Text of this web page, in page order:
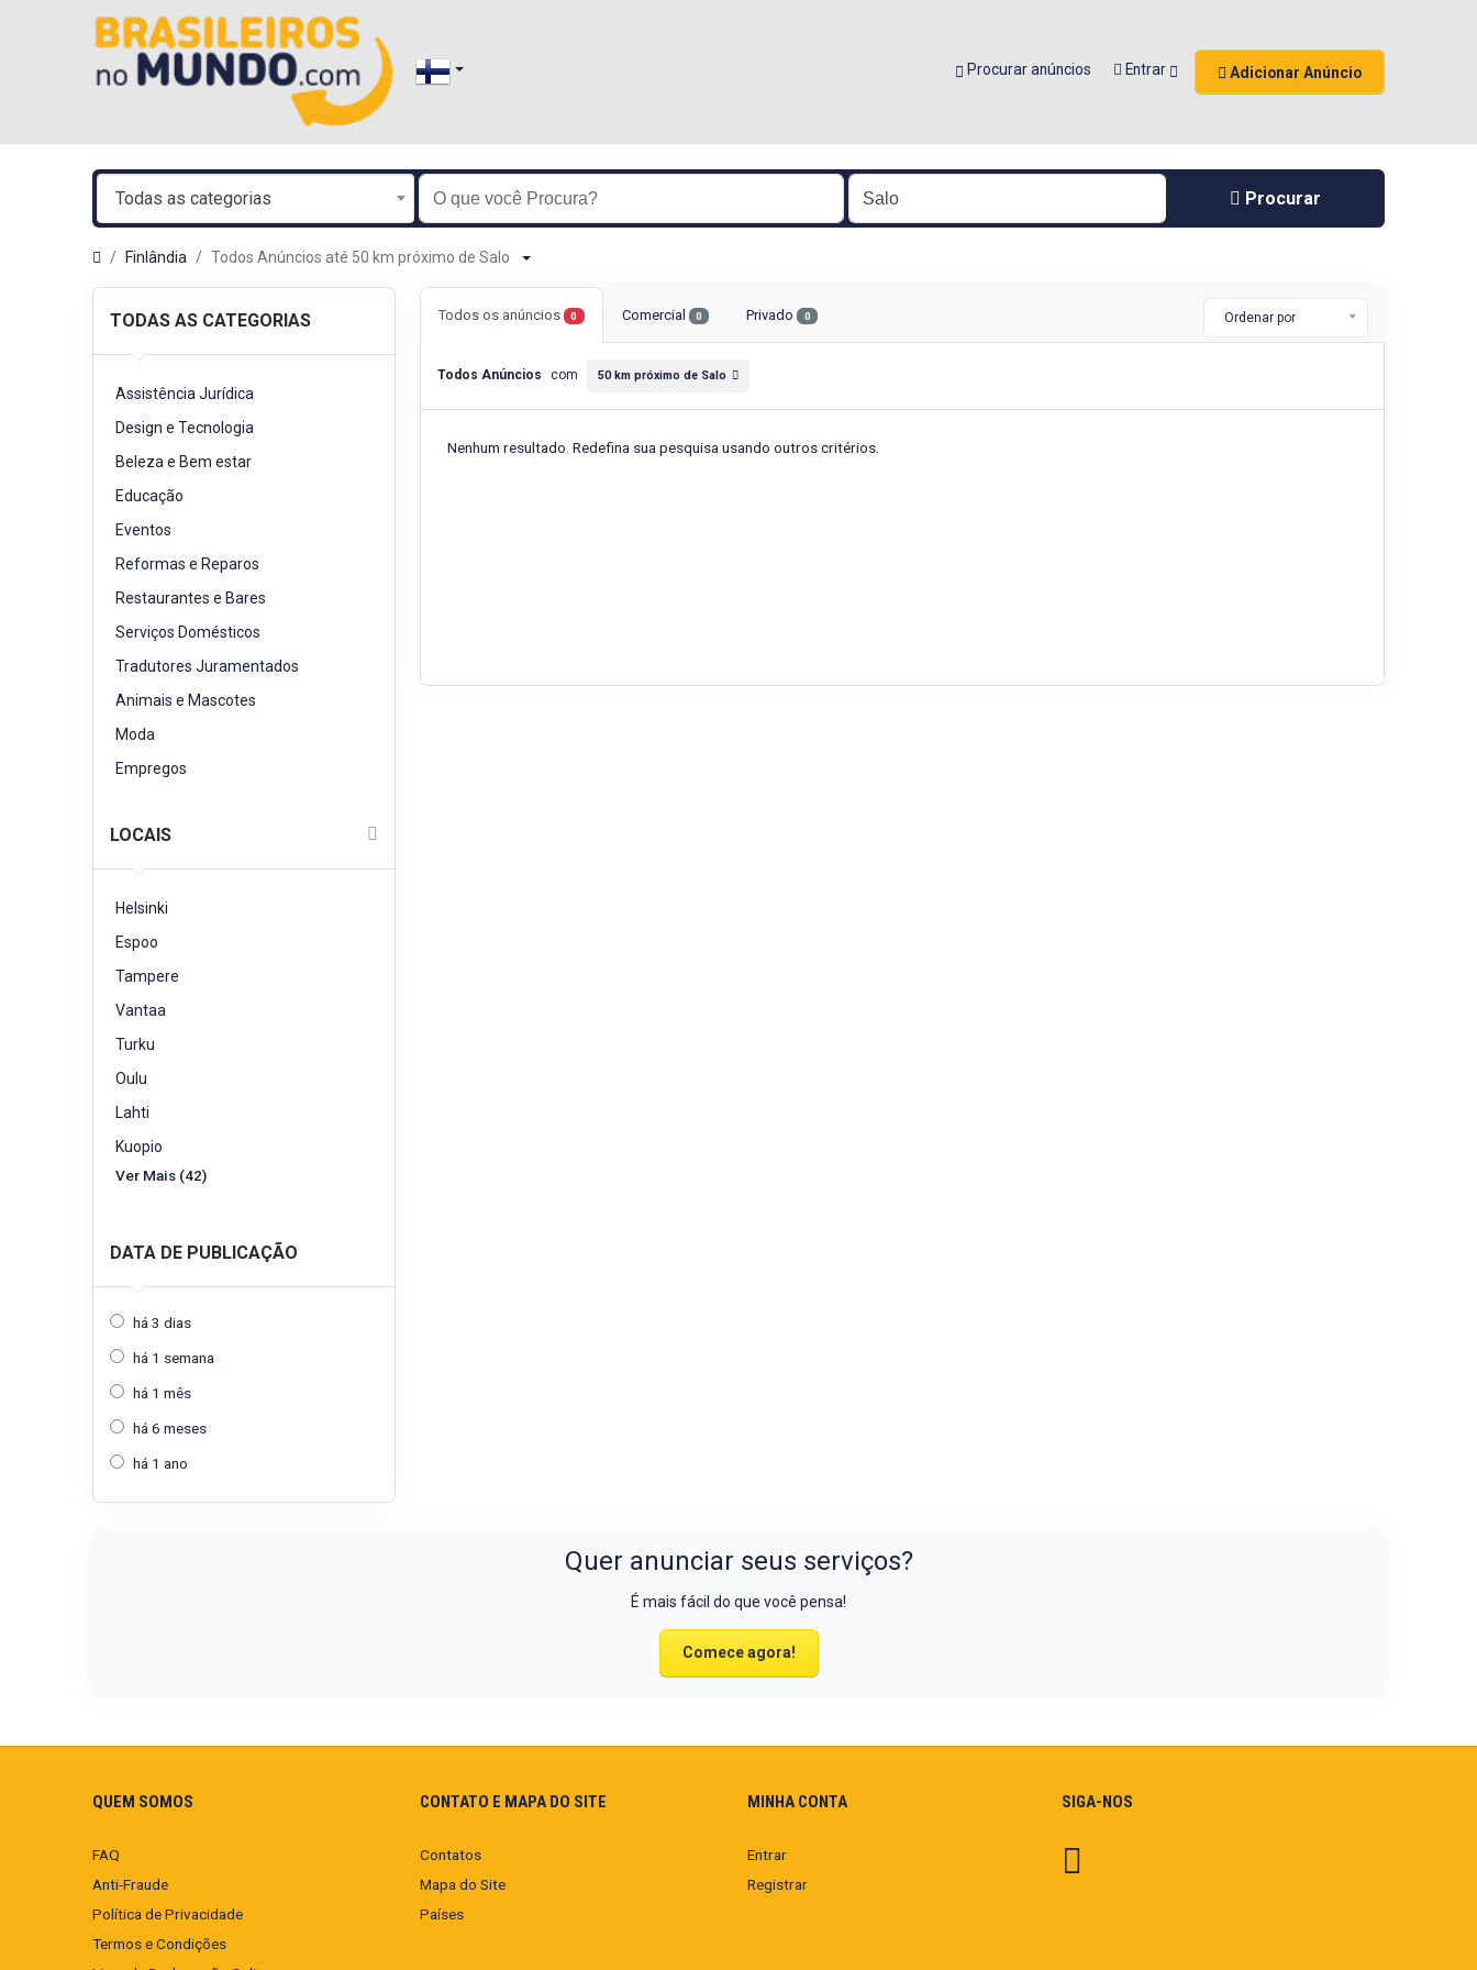
Procurar anúncios Entrar Adicionar Anúncio
Todas as categorias Procurar
Finlândia Todos Anúncios até 50 km próximo de Salo
TODAS AS CATEGORIAS
Assistência Jurídica
Design e Tecnologia
Beleza e Bem estar
Educação
Eventos
Reformas e Reparos
Restaurantes e Bares
Serviços Domésticos
Tradutores Juramentados
Animais e Mascotes
Moda
Empregos
LOCAIS
Helsinki
Espoo
Tampere
Vantaa
Turku
Oulu
Lahti
Kuopio
Ver Mais (42)
DATA DE PUBLICAÇÃO
há 3 dias
há 1 semana
há 1 mês
há 6 meses
há 1 ano
Todos os anúncios 0 Comercial 0 Privado 0 Ordenar por
Todos Anúncios com 50 km próximo de Salo
Nenhum resultado. Redefina sua pesquisa usando outros critérios.
Quer anunciar seus serviços?
É mais fácil do que você pensa!
Comece agora!
QUEM SOMOS
FAQ
Anti-Fraude
Política de Privacidade
Termos e Condições
CONTATO E MAPA DO SITE
Contatos
Mapa do Site
Países
MINHA CONTA
Entrar
Registrar
SIGA-NOS